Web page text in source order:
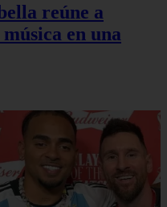
reúne a
en una